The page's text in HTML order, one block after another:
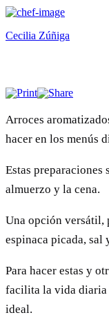
Cecilia Zúñiga
Arroces
hacer en los menús
Estas
almuerzo y la cena.
Una opción versátil,
espinaca picada, sal
Para hacer estas y
facilita la vida diaria
ideal.